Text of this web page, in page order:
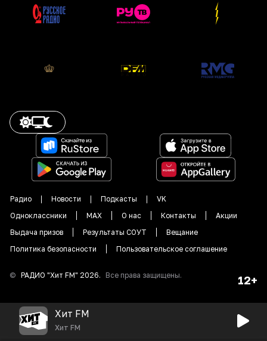
Радио Новости Подкасты
VK
Одноклассники
MAX О нас Контакты
Акции
Выдача призов
Результаты СОУТ
Вещание
Политика безопасности
Пользовательское соглашение
© РАДИО "Хит FM" 2026. Все права защищены. 12+
Хит FM
Хит FM